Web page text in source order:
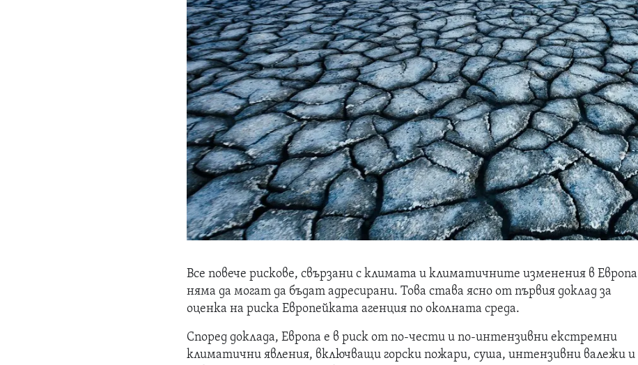
Все повече рискове, свързани с климата и климатичните изменения в Европа
няма да могат да бъдат адресирани. Това става ясно от първия доклад за
оценка на риска Европейката агенция по околната среда.
Според доклада, Европа е в риск от по-чести и по-интензивни екстремни
климатични явления, включващи горски пожари, суша, интензивни валежи и